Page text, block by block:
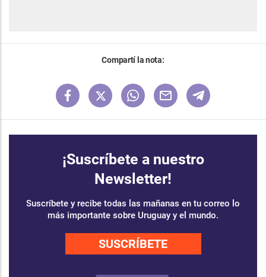
Compartí la nota:
¡Suscríbete a nuestro
Newsletter!
Suscríbete y recibe todas las mañanas en tu correo lo
más importante sobre Uruguay y el mundo.
SUSCRÍBETE